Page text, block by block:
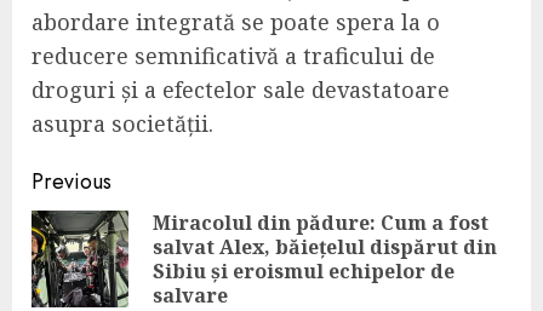
abordare integrată se poate spera la o
reducere semnificativă a traficului de
droguri și a efectelor sale devastatoare
asupra societății.
Continue
Reading
Previous
Miracolul din pădure: Cum a fost
salvat Alex, băiețelul dispărut din
Sibiu și eroismul echipelor de
salvare